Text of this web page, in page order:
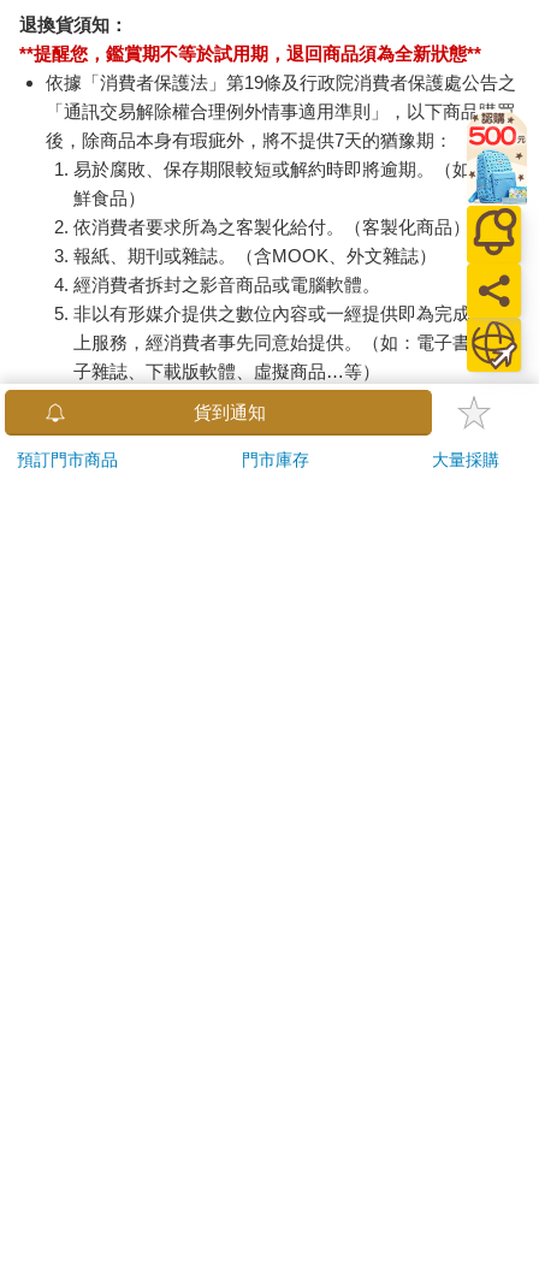
退換貨須知：
**提醒您，鑑賞期不等於試用期，退回商品須為全新狀態**
依據「消費者保護法」第19條及行政院消費者保護處公告之
「通訊交易解除權合理例外情事適用準則」，以下商品購買
後，除商品本身有瑕疵外，將不提供7天的猶豫期：
易於腐敗、保存期限較短或解約時即將逾期。（如：生
鮮食品）
依消費者要求所為之客製化給付。（客製化商品）
報紙、期刊或雜誌。（含MOOK、外文雜誌）
經消費者拆封之影音商品或電腦軟體。
非以有形媒介提供之數位內容或一經提供即為完成之線
上服務，經消費者事先同意始提供。（如：電子書、電
子雜誌、下載版軟體、虛擬商品…等）
已拆封之個人衛生用品。（如：內衣褲、刮鬍刀、除毛
若非上列種類商品，均享有到貨7天的猶豫期（含例假
貨到通知
預訂門市商品 門市庫存 大量採購